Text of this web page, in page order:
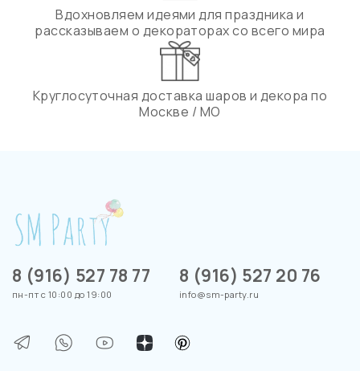
Вдохновляем идеями для праздника и
рассказываем о декораторах со всего мира
Круглосуточная доставка шаров и декора по
Москве / МО
8 (916) 527 78 77
пн-пт с 10:00 до 19:00
8 (916) 527 20 76
info@sm-party.ru